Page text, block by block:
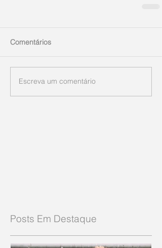
Comentários
Escreva um comentário
Posts Em Destaque